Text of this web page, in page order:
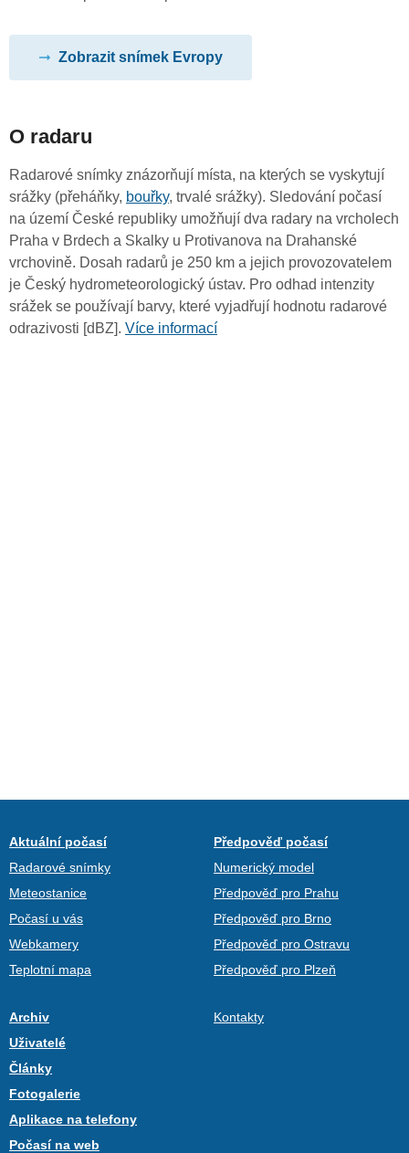
Zobrazit snímek Evropy
O radaru
Radarové snímky znázorňují místa, na kterých se vyskytují
srážky (přeháňky, bouřky, trvalé srážky). Sledování počasí
na území České republiky umožňují dva radary na vrcholech
Praha v Brdech a Skalky u Protivanova na Drahanské
vrchovině. Dosah radarů je 250 km a jejich provozovatelem
je Český hydrometeorologický ústav. Pro odhad intenzity
srážek se používají barvy, které vyjadřují hodnotu radarové
odrazivosti [dBZ]. Více informací
Aktuální počasí
Radarové snímky
Meteostanice
Počasí u vás
Webkamery
Teplotní mapa
Předpověď počasí
Numerický model
Předpověď pro Prahu
Předpověď pro Brno
Předpověď pro Ostravu
Předpověď pro Plzeň
Archiv
Uživatelé
Články
Fotogalerie
Aplikace na telefony
Počasí na web
Kontakty